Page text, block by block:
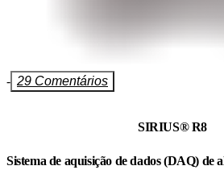
- 29 Comentários
SIRIUS® R8
Sistema de aquisição de dados (DAQ) de